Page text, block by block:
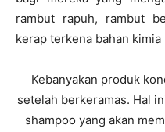
rambut rapuh, rambut
kerap terkena bahan
Kebanyakan produk
setelah berkeramas. Hal
shampoo yang akan